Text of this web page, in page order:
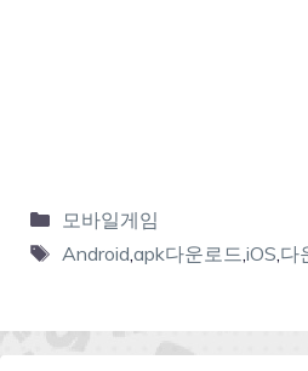
모바일게임
Android apk다운로드 iOS 다